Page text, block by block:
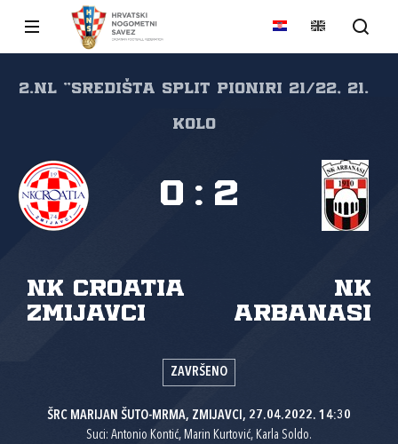
2.NL "SREDIŠTA SPLIT Pioniri 21/22, 21.
kolo
NK Croatia
Zmijavci
NK
Arbanasi
0 : 2
ZAVRŠENO
ŠRC MARIJAN ŠUTO-MRMA, ZMIJAVCI, 27.04.2022. 14:30
Suci: Antonio Kontić, Marin Kurtović, Karla Soldo.